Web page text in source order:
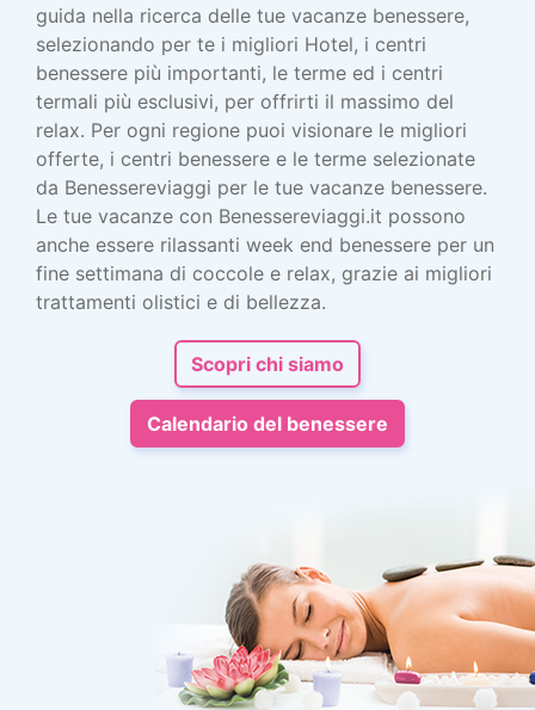
guida nella ricerca delle tue vacanze benessere,
selezionando per te i migliori Hotel, i centri
benessere più importanti, le terme ed i centri
termali più esclusivi, per offrirti il massimo del
relax. Per ogni regione puoi visionare le migliori
offerte, i centri benessere e le terme selezionate
da Benessereviaggi per le tue vacanze benessere.
Le tue vacanze con Benessereviaggi.it possono
anche essere rilassanti week end benessere per un
fine settimana di coccole e relax, grazie ai migliori
trattamenti olistici e di bellezza.
Scopri chi siamo
Calendario del benessere